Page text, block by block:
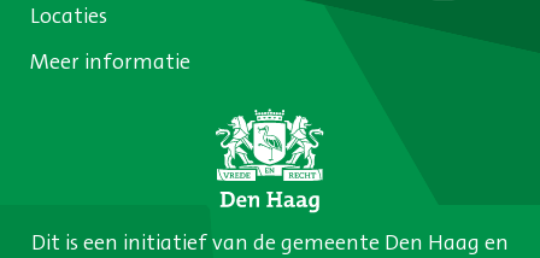
Locaties
Meer informatie
Dit is een initiatief van de gemeente Den Haag en